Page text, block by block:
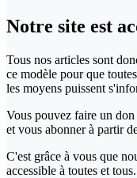
Notre site est
Tous nos articles sont
ce modèle pour que
les moyens puissent
Vous pouvez faire un don
et vous abonner à partir
C'est grâce à vous que
accessible à toutes et